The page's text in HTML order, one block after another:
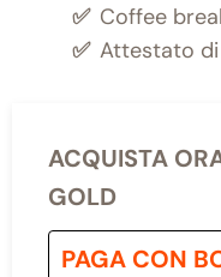
✅ Coffee
✅ Attestato
ACQUISTA
GOLD
PAGA CON